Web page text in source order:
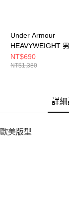
Under Armour
HEAVYWEIGHT 男
T-Shirt 1373997-
NT$690
NT$1,380
詳細
歐美版型